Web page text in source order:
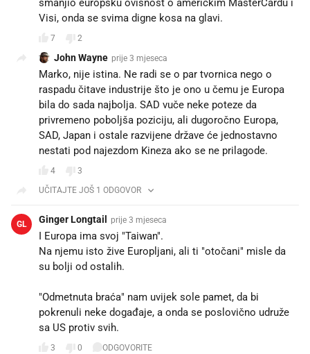
smanjio europsku ovisnost o američkim MasterCardu i
Visi, onda se svima digne kosa na glavi.
7 2
John Wayne prije 3 mjeseca
Marko, nije istina. Ne radi se o par tvornica nego o
raspadu čitave industrije što je ono u čemu je Europa
bila do sada najbolja. SAD vuče neke poteze da
privremeno poboljša poziciju, ali dugoročno Europa,
SAD, Japan i ostale razvijene države će jednostavno
nestati pod najezdom Kineza ako se ne prilagode.
4
3
UČITAJTE JOŠ 1 ODGOVOR
GL Ginger Longtail prije 3 mjeseca
I Europa ima svoj "Taiwan".
Na njemu isto žive Europljani, ali ti "otočani" misle da
su bolji od ostalih.
"Odmetnuta braća" nam uvijek sole pamet, da bi
pokrenuli neke događaje, a onda se poslovično udruže
sa US protiv svih.
3 0 ODGOVORITE